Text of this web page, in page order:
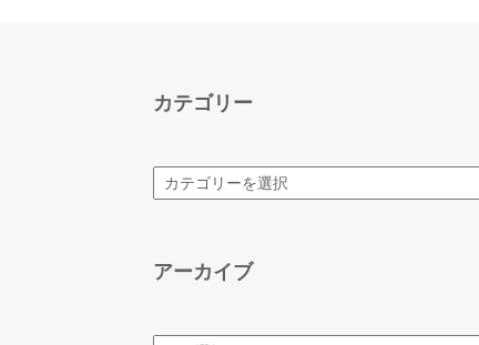
カテゴリー
カ
テ
アーカイブ
ア